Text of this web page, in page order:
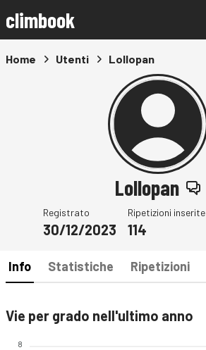
climbook
Home Utenti Lollopan
Lollopan
Registrato
30/12/2023
Ripetizioni inserite
114
Info Statistiche Ripetizioni
Vie per grado nell'ultimo anno
8